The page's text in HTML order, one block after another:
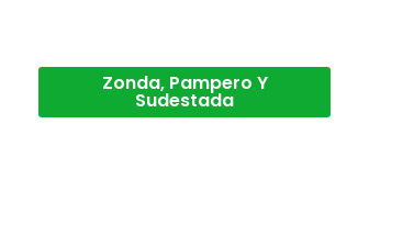
Zonda, Pampero Y
Sudestada